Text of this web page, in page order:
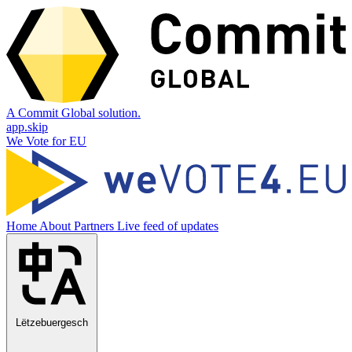
A Commit Global solution.
app.skip
We Vote for EU
Home About Partners Live feed of updates
Lëtzebuergesch